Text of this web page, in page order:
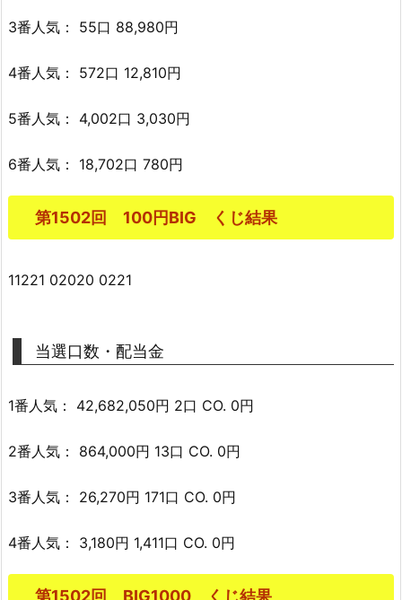
3番人気： 55口 88,980円
4番人気： 572口 12,810円
5番人気： 4,002口 3,030円
6番人気： 18,702口 780円
第1502回 100円BIG くじ結果
11221 02020 0221
当選口数・配当金
1番人気： 42,682,050円 2口 CO. 0円
2番人気： 864,000円 13口 CO. 0円
3番人気： 26,270円 171口 CO. 0円
4番人気： 3,180円 1,411口 CO. 0円